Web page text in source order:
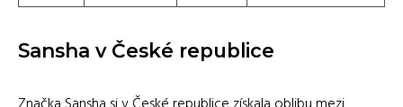
Sansha v České republice